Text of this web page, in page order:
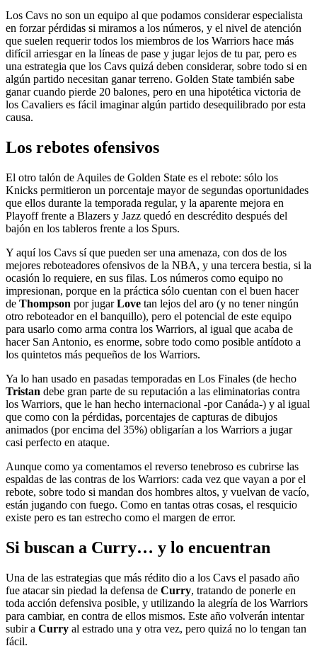
Los Cavs no son un equipo al que podamos considerar especialista
en forzar pérdidas si miramos a los números, y el nivel de atención
que suelen requerir todos los miembros de los Warriors hace más
difícil arriesgar en la líneas de pase y jugar lejos de tu par, pero es
una estrategia que los Cavs quizá deben considerar, sobre todo si en
algún partido necesitan ganar terreno. Golden State también sabe
ganar cuando pierde 20 balones, pero en una hipotética victoria de
los Cavaliers es fácil imaginar algún partido desequilibrado por esta
causa.
Los rebotes ofensivos
El otro talón de Aquiles de Golden State es el rebote: sólo los
Knicks permitieron un porcentaje mayor de segundas oportunidades
que ellos durante la temporada regular, y la aparente mejora en
Playoff frente a Blazers y Jazz quedó en descrédito después del
bajón en los tableros frente a los Spurs.
Y aquí los Cavs sí que pueden ser una amenaza, con dos de los
mejores reboteadores ofensivos de la NBA, y una tercera bestia, si la
ocasión lo requiere, en sus filas. Los números como equipo no
impresionan, porque en la práctica sólo cuentan con el buen hacer
de Thompson por jugarLove tan lejos del aro (y no tener ningún
otro reboteador en el banquillo), pero el potencial de este equipo
para usarlo como arma contra los Warriors, al igual que acaba de
hacer San Antonio, es enorme, sobre todo como posible antídoto a
los quintetos más pequeños de los Warriors.
Ya lo han usado en pasadas temporadas en Los Finales (de hecho
Tristan debe gran parte de su reputación a las eliminatorias contra
los Warriors, que le han hecho internacional -por Canáda-) y al igual
que como con la pérdidas, porcentajes de capturas de dibujos
animados (por encima del 35%) obligarían a los Warriors a jugar
casi perfecto en ataque.
Aunque como ya comentamos el reverso tenebroso es cubrirse las
espaldas de las contras de los Warriors: cada vez que vayan a por el
rebote, sobre todo si mandan dos hombres altos, y vuelvan de vacío,
están jugando con fuego. Como en tantas otras cosas, el resquicio
existe pero es tan estrecho como el margen de error.
Si buscan a Curry… y lo encuentran
Una de las estrategias que más rédito dio a los Cavs el pasado año
fue atacar sin piedad la defensa de Curry, tratando de ponerle en
toda acción defensiva posible, y utilizando la alegría de los Warriors
para cambiar, en contra de ellos mismos. Este año volverán intentar
subir a Curry al estrado una y otra vez, pero quizá no lo tengan tan
fácil.